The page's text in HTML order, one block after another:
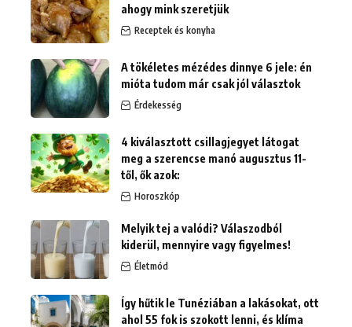
ahogy mink szeretjük
Receptek és konyha
A tökéletes mézédes dinnye 6 jele: én
mióta tudom már csak jól választok
Érdekesség
4 kiválasztott csillagjegyet látogat
meg a szerencse manó augusztus 11-
től, ők azok:
Horoszkóp
Melyik tej a valódi? Válaszodból
kiderül, mennyire vagy figyelmes!
Életmód
Így hűtik le Tunéziában a lakásokat, ott
ahol 55 fok is szokott lenni, és klíma